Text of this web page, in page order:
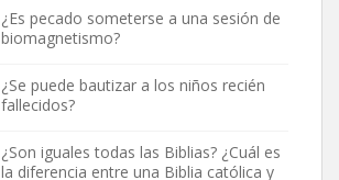
¿Es pecado someterse a una sesión de
biomagnetismo?
¿Se puede bautizar a los niños recién
fallecidos?
¿Son iguales todas las Biblias? ¿Cuál es
la diferencia entre una Biblia católica y